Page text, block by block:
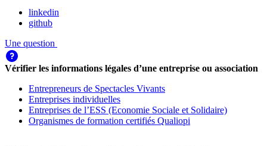
linkedin
github
Une question
Vérifier les informations légales d’une entreprise ou association
Entrepreneurs de Spectacles Vivants
Entreprises individuelles
Entreprises de l’ESS (Economie Sociale et Solidaire)
Organismes de formation certifiés Qualiopi